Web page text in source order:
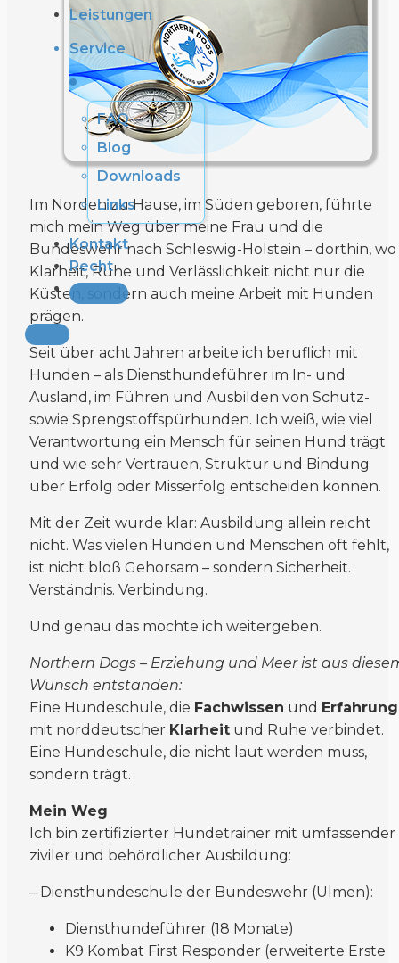
Leistungen
Service
FAQ
Blog
Downloads
Links
Kontakt
Recht
Im Norden zu Hause, im Süden geboren, führte
mich mein Weg über meine Frau und die
Bundeswehr nach Schleswig-Holstein – dorthin, wo
Klarheit, Ruhe und Verlässlichkeit nicht nur die
Küsten, sondern auch meine Arbeit mit Hunden
prägen.
Seit über acht Jahren arbeite ich beruflich mit
Hunden – als Diensthundeführer im In- und
Ausland, im Führen und Ausbilden von Schutz-
sowie Sprengstoffspürhunden. Ich weiß, wie viel
Verantwortung ein Mensch für seinen Hund trägt
und wie sehr Vertrauen, Struktur und Bindung
über Erfolg oder Misserfolg entscheiden können.
Mit der Zeit wurde klar: Ausbildung allein reicht
nicht. Was vielen Hunden und Menschen oft fehlt,
ist nicht bloß Gehorsam – sondern Sicherheit.
Verständnis. Verbindung.
Und genau das möchte ich weitergeben.
Northern Dogs – Erziehung und Meer ist aus
Wunsch entstanden:
Eine Hundeschule, die Fachwissen und Erfahrung
mit norddeutscher Klarheit und Ruhe verbindet.
Eine Hundeschule, die nicht laut werden muss,
sondern trägt.
Mein Weg
Ich bin zertifizierter Hundetrainer mit umfassender
ziviler und behördlicher Ausbildung:
– Diensthundeschule der Bundeswehr (Ulmen):
Diensthundeführer (18 Monate)
K9 Kombat First Responder (erweiterte Erste